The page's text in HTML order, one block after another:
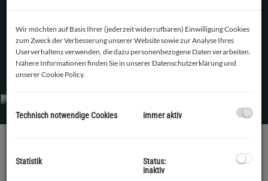
Der Pool im Sommer
BESCHREIBUNG
Wir möchten auf Basis Ihrer (jederzeit widerrufbaren) Einwilligung Cookies
zum Zweck der Verbesserung unserer Website sowie zur Analyse Ihres
Userverhaltens verwenden, die dazu personenbezogene Daten verarbeiten.
Nähere Informationen finden Sie in unserer Datenschutzerklärungund
unsererCookie Policy.
Technisch notwendige Cookies immer aktiv
Statistik
Status:
inaktiv